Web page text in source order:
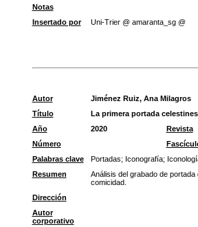
Notas
Insertado por
Uni-Trier @ amaranta_sg @
Autor
Jiménez Ruiz, Ana Milagros
Título
La primera portada
Año
2020 Revista
Número
Palabras clave
Portadas; Iconografía;
Resumen
Análisis del grabado de
comicidad.
Dirección
Autor
corporativo